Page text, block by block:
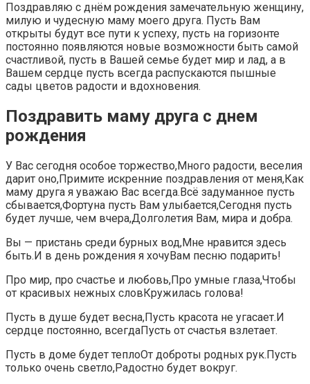
Поздравляю с днём рождения замечательную женщину,
милую и чудесную маму моего друга. Пусть Вам
открыты будут все пути к успеху, пусть на горизонте
постоянно появляются новые возможности быть самой
счастливой, пусть в Вашей семье будет мир и лад, а в
Вашем сердце пусть всегда распускаются пышные
сады цветов радости и вдохновения.
Поздравить маму друга с днем
рождения
У Вас сегодня особое торжество,Много радости, веселия
дарит оно,Примите искренние поздравления от меня,Как
маму друга я уважаю Вас всегда.Всё задуманное пусть
сбывается,Фортуна пусть Вам улыбается,Сегодня пусть
будет лучше, чем вчера,Долголетия Вам, мира и добра.
Вы — пристань среди бурных вод,Мне нравится здесь
быть.И в день рождения я хочуВам песню подарить!
Про мир, про счастье и любовь,Про умные глаза,Чтобы
от красивых нежных словКружилась голова!
Пусть в душе будет весна,Пусть красота не угасает.И
сердце постоянно, всегдаПусть от счастья взлетает.
Пусть в доме будет теплоОт доброты родных рук.Пусть
только очень светло,Радостно будет вокруг.